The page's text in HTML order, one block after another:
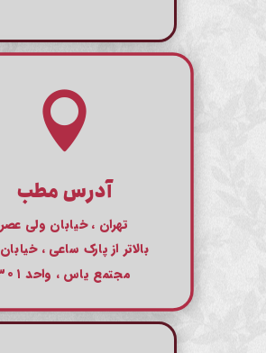

آدرس مطب
تهران ، خیابان ولی عصر
بالاتر از پارک ساعی ، خیابان ۳۲
مجتمع یاس ، واحد ۳۰۱